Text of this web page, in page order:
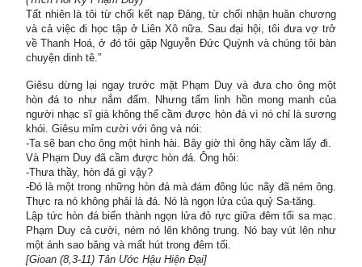
Tất nhiên là tôi từ chối kết nạp Đảng, từ chối nhận huân chương
và cả việc đi học tập ở Liên Xô nữa. Sau đại hội, tôi đưa vợ trở
về Thanh Hoá, ở đó tôi gặp Nguyễn Đức Quỳnh và chúng tôi bàn
chuyện dinh tê.”
Giêsu dừng lại ngay trước mặt Phạm Duy và đưa cho ông một
hòn đá to như nắm đấm. Nhưng tấm linh hồn mong manh của
người nhạc sĩ già không thể cầm được hòn đá vì nó chỉ là sương
khói. Giêsu mỉm cười với ông và nói:
-Ta sẽ ban cho ông một hình hài. Bây giờ thì ông hãy cầm lấy đi.
Và Phạm Duy đã cầm được hòn đá. Ông hỏi:
-Thưa thầy, hòn đá gì vậy?
-Đó là một trong những hòn đá mà đám đông lúc nãy đã ném ông.
Thực ra nó không phải là đá. Nó là ngọn lửa của quỷ Sa-tăng.
Lập tức hòn đá biến thành ngọn lửa đỏ rực giữa đêm tối sa mạc.
Phạm Duy cả cười, ném nó lên không trung. Nó bay vút lên như
một ánh sao băng và mất hút trong đêm tối.
[Gioan (8,3-11) Tân Ước Hậu Hiện Đại]